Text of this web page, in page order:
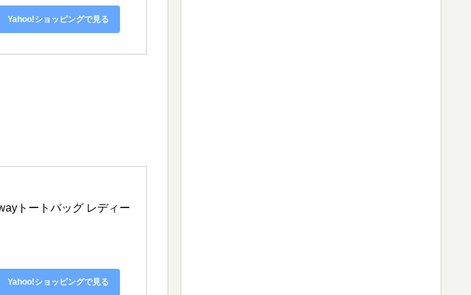
Yahoo!ショッピングで見る
トートバッグ レディー
Yahoo!ショッピングで見る